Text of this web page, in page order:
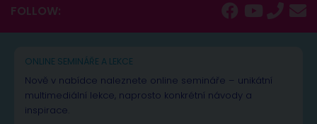
FOLLOW:
ONLINE SEMINÁŘE A LEKCE
Nově v nabídce naleznete online semináře – unikátní
multimediální lekce, naprosto konkrétní návody a
inspirace.